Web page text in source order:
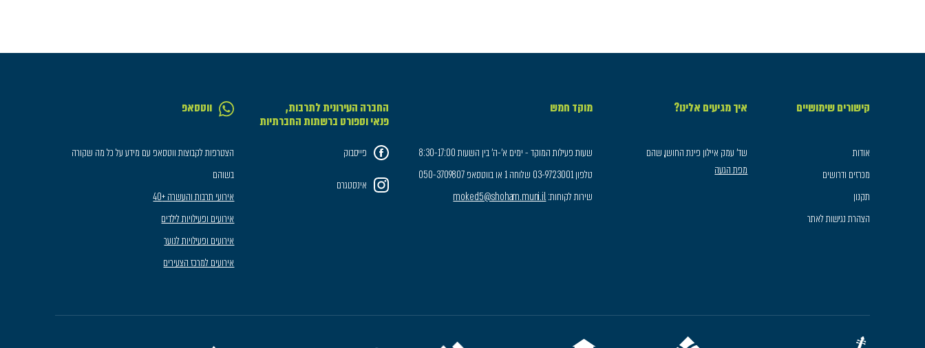
קישורים שימושיים
אודות
מכרזים ודרושים
תקנון
הצהרת נגישות לאתר
איך מגיעים אלינו?
שד׳ עמק איילון פינת החושן, שהם
מפת הגעה
מוקד חמש
שעות פעילות המוקד - ימים א'-ה' בין השעות 8:30-17:00
טלפון 03-9723001 שלוחה 1 או בווטסאפ 050-3709807
שירות לקוחות:moked5@shoham.muni.il
החברה העירונית לתרבות,
פנאי וספורט ברשתות החברתיות
פייסבוק
אינסטגרם
ווטסאפ
הצטרפות לקבוצות ווטסאפ עם מידע על כל מה שקורה
בשוהם
אירועי תרבות והעשרה +40
אירועים ופעילויות לילדים
אירועים ופעילויות לנוער
אירועים למרכז הצעירים